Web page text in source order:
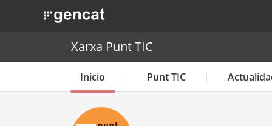
. Obre en una nova finestra.
Xarxa Punt TIC
Inicio Punt TIC